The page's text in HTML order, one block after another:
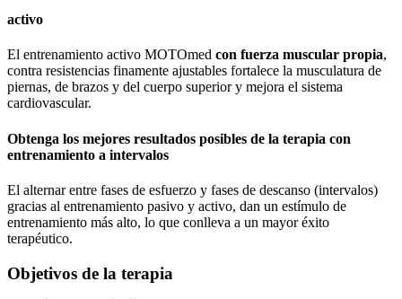
activo
El entrenamiento activo MOTOmed con fuerza muscular propia,
contra resistencias finamente ajustables fortalece la musculatura de
piernas, de brazos y del cuerpo superior y mejora el sistema
cardiovascular.
Obtenga los mejores resultados posibles de la terapia con
entrenamiento a intervalos
El alternar entre fases de esfuerzo y fases de descanso (intervalos)
gracias al entrenamiento pasivo y activo, dan un estímulo de
entrenamiento más alto, lo que conlleva a un mayor éxito
terapéutico.
Objetivos de la terapia